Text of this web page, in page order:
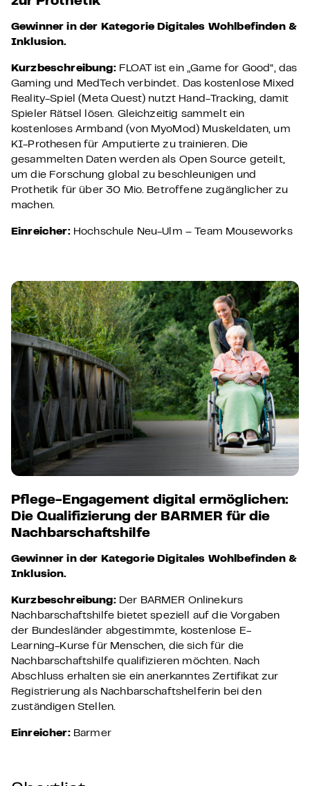
Gewinner in der Kategorie Digitales Wohlbefinden &
Inklusion.
Kurzbeschreibung: FLOAT ist ein „Game for Good“, das
Gaming und MedTech verbindet. Das kostenlose Mixed
Reality-Spiel (Meta Quest) nutzt Hand-Tracking, damit
Spieler Rätsel lösen. Gleichzeitig sammelt ein
kostenloses Armband (von MyoMod) Muskeldaten, um
KI-Prothesen für Amputierte zu trainieren. Die
gesammelten Daten werden als Open Source geteilt,
um die Forschung global zu beschleunigen und
Prothetik für über 30 Mio. Betroffene zugänglicher zu
machen.
Einreicher:Hochschule Neu-Ulm – Team Mouseworks
Pflege-Engagement digital ermöglichen:
Die Qualifizierung der BARMER für die
Nachbarschaftshilfe
Gewinner in der Kategorie Digitales Wohlbefinden &
Inklusion.
Kurzbeschreibung: Der BARMER Onlinekurs
Nachbarschaftshilfe bietet speziell auf die Vorgaben
der Bundesländer abgestimmte, kostenlose E-
Learning-Kurse für Menschen, die sich für die
Nachbarschaftshilfe qualifizieren möchten. Nach
Abschluss erhalten sie ein anerkanntes Zertifikat zur
Registrierung als Nachbarschaftshelferin bei den
zuständigen Stellen.
Einreicher:Barmer